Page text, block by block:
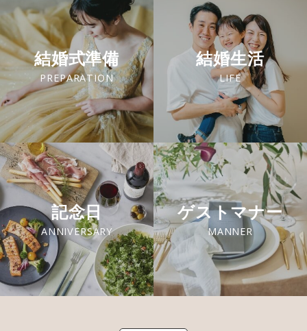
結婚式準備
PREPARATION
結婚生活
LIFE
記念日
ANNIVERSARY
ゲストマナー
MANNER